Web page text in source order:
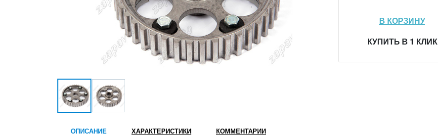
В КОРЗИНУ
КУПИТЬ В 1 КЛИК
ОПИСАНИЕ ХАРАКТЕРИСТИКИ КОММЕНТАРИИ